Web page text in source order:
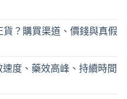
？購買渠道、價錢與真假
度、藥效高峰、持續時間